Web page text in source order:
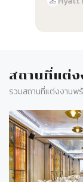
สถานที่แต่ง
รวมสถานที่แต่งงานพ
Slide 1 of 9